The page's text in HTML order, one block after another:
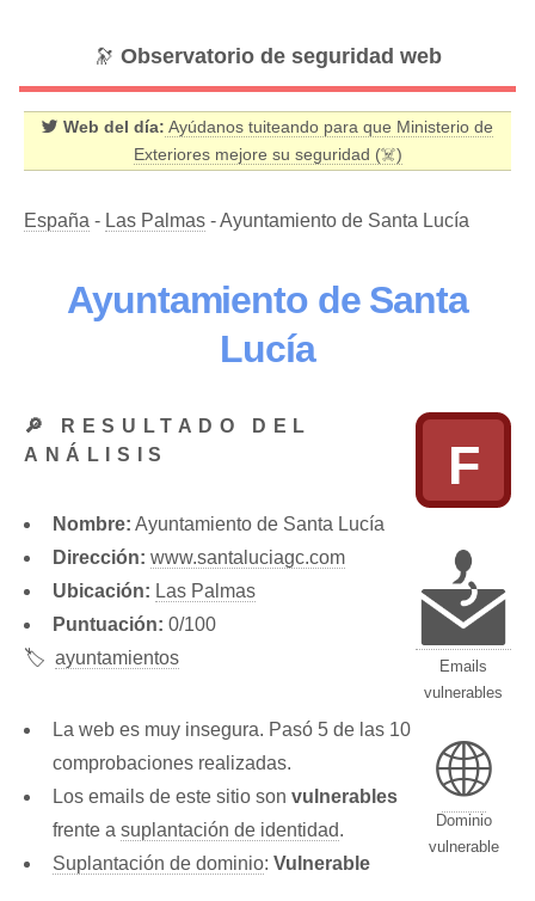
🔭 Observatorio de seguridad web
Web del día: Ayúdanos tuiteando para que Ministerio de
Exteriores mejore su seguridad (☠️)
España - Las Palmas - Ayuntamiento de Santa Lucía
Ayuntamiento de Santa
Lucía
F
Emails
vulnerables
🌐
Dominio
vulnerable
🔎 RESULTADO DEL
ANÁLISIS
Nombre: Ayuntamiento de Santa Lucía
Dirección: www.santaluciagc.com
Ubicación: Las Palmas
Puntuación: 0/100
🏷️ ayuntamientos
La web es muy insegura. Pasó 5 de las 10
comprobaciones realizadas.
Los emails de este sitio son vulnerables
frente a suplantación de identidad.
Suplantación de dominio: Vulnerable